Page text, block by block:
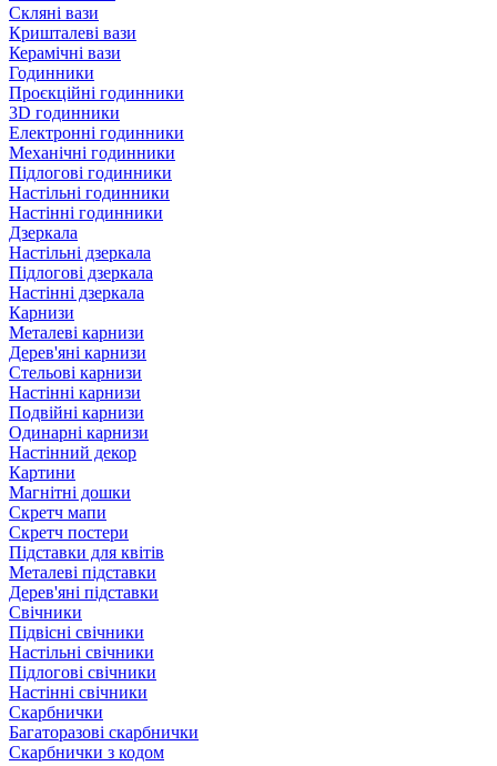
Скляні вази
Кришталеві вази
Керамічні вази
Годинники
Проєкційні годинники
3D годинники
Електронні годинники
Механічні годинники
Підлогові годинники
Настільні годинники
Настінні годинники
Дзеркала
Настільні дзеркала
Підлогові дзеркала
Настінні дзеркала
Карнизи
Металеві карнизи
Дерев'яні карнизи
Стельові карнизи
Настінні карнизи
Подвійні карнизи
Одинарні карнизи
Настінний декор
Картини
Магнітні дошки
Скретч мапи
Скретч постери
Підставки для квітів
Металеві підставки
Дерев'яні підставки
Свічники
Підвісні свічники
Настільні свічники
Підлогові свічники
Настінні свічники
Скарбнички
Багаторазові скарбнички
Скарбнички з кодом